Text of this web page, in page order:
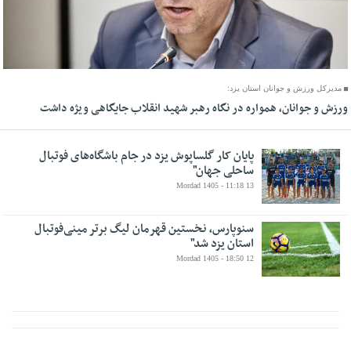
14 Mordad 1405 - 20:35
مدیرکل ورزش و جوانان استان یزد:
ورزش و جوانان، همواره در نگاه رهبر شهید انقلاب جایگاهی ویژه داشت
پایان کار گلساپوش یزد در جام باشگاه‌های فوتبال
ساحلی جهان"
13 Mordad 1405 - 11:18
سنوپارس، نخستین قهرمان لیگ برتر مینی‌فوتبال
استان یزد شد"
12 Mordad 1405 - 18:50